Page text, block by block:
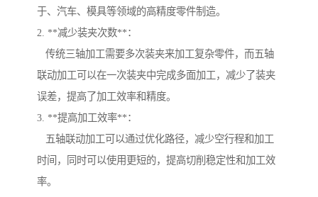
于、汽车、模具等领域的高精度零件制造。
2. **减少装夹次数**：
传统三轴加工需要多次装夹来加工复杂零件，而五轴
联动加工可以在一次装夹中完成多面加工，减少了装夹
误差，提高了加工效率和精度。
3. **提高加工效率**：
五轴联动加工可以通过优化路径，减少空行程和加工
时间，同时可以使用更短的，提高切削稳定性和加工效
率。